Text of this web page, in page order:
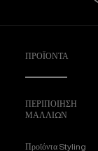
ΠΡΟΪΟΝΤΑ
ΠΕΡΙΠΟΙΗΣΗ
ΜΑΛΛΙΩΝ
Προϊόντα Styling